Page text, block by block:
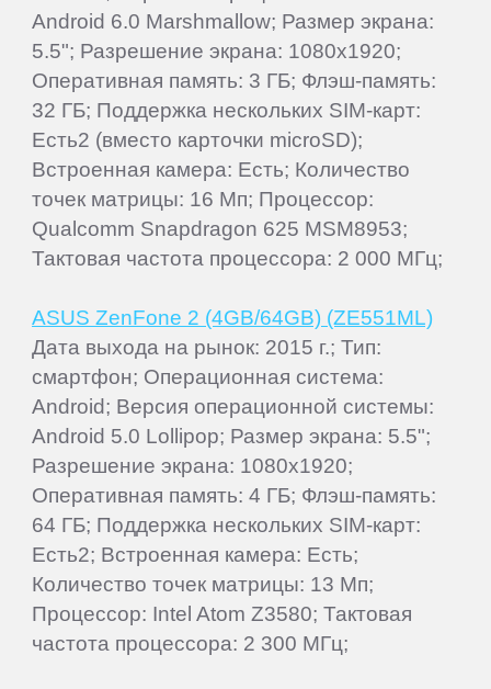
Android 6.0 Marshmallow; Размер экрана:
5.5"; Разрешение экрана: 1080x1920;
Оперативная память: 3 ГБ; Флэш-память:
32 ГБ; Поддержка нескольких SIM-карт:
Есть2 (вместо карточки microSD);
Встроенная камера: Есть; Количество
точек матрицы: 16 Мп; Процессор:
Qualcomm Snapdragon 625 MSM8953;
Тактовая частота процессора: 2 000 МГц;
ASUS ZenFone 2 (4GB/64GB) (ZE551ML)
Дата выхода на рынок: 2015 г.; Тип:
смартфон; Операционная система:
Android; Версия операционной системы:
Android 5.0 Lollipop; Размер экрана: 5.5";
Разрешение экрана: 1080x1920;
Оперативная память: 4 ГБ; Флэш-память:
64 ГБ; Поддержка нескольких SIM-карт:
Есть2; Встроенная камера: Есть;
Количество точек матрицы: 13 Мп;
Процессор: Intel Atom Z3580; Тактовая
частота процессора: 2 300 МГц;